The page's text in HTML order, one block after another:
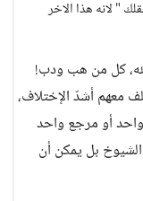
" لانه هذا الاخر
كل من هب ودب!
معهم أشدّ الإختلاف،
أو مرجع واحد
بل يمكن أن